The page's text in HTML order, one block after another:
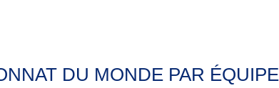
DU MONDE PAR